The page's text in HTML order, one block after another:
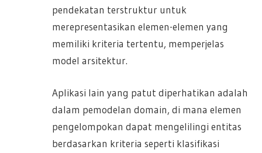
pendekatan terstruktur untuk
merepresentasikan elemen-elemen yang
memiliki kriteria tertentu, memperjelas
model arsitektur.
Aplikasi lain yang patut diperhatikan adalah
dalam pemodelan domain, di mana elemen
pengelompokan dapat mengelilingi entitas
berdasarkan kriteria seperti klasifikasi